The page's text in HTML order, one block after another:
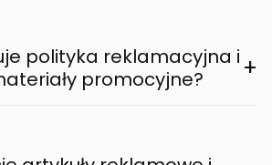
polityka reklamacyjna i
promocyjne?
+